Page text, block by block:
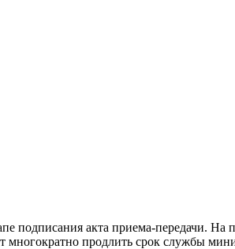
подписания акта приема-передачи.
многократно продлить срок службы